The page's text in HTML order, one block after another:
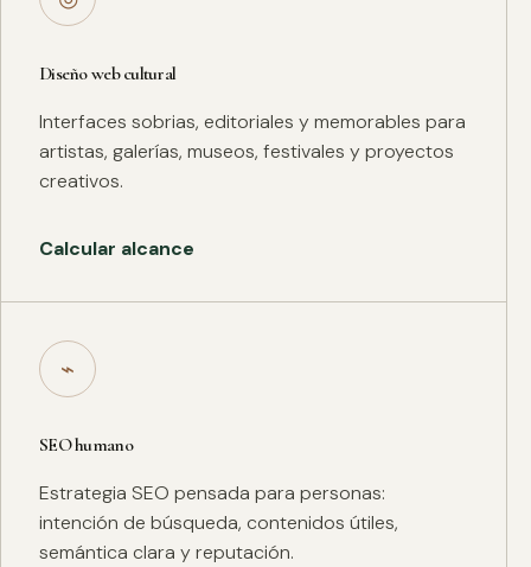
Diseño web cultural
Interfaces sobrias, editoriales y memorables para
artistas, galerías, museos, festivales y proyectos
creativos.
Calcular alcance
⌁
SEO humano
Estrategia SEO pensada para personas:
intención de búsqueda, contenidos útiles,
semántica clara y reputación.